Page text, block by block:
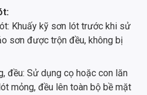
Khuấy kỹ sơn lót trước khi sử
sơn được trộn đều, không bị
đều: Sử dụng cọ hoặc con lăn
mỏng, đều lên toàn bộ bề mặt